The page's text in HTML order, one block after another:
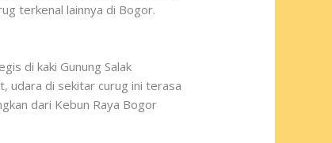
terkenal lainnya di Bogor.
di kaki Gunung Salak
udara di sekitar curug ini terasa
dari Kebun Raya Bogor